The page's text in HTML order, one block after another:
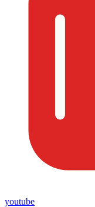
youtube